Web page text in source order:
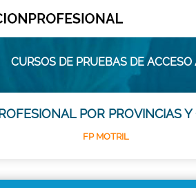
CURSOS DE PRUEBAS DE
POR PROVINCIAS Y
FP MOTRIL